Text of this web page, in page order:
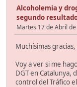
Alcoholemia y
segundo
Martes 17 de Abril
Muchísimas
Voy a ver si me
DGT en Catalunya,
control del Tráfico